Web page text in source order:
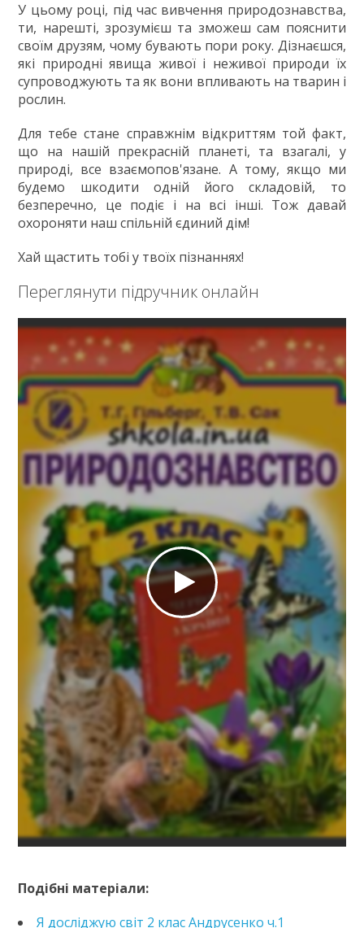
У цьому році, під час вивчення природознавства,
ти, нарешті, зрозумієш та зможеш сам пояснити
своїм друзям, чому бувають пори року. Дізнаєшся,
які природні явища живої і неживої природи їх
супроводжують та як вони впливають на тварин і
рослин.
Для тебе стане справжнім відкриттям той факт,
що на нашій прекрасній планеті, та взагалі, у
природі, все взаємопов'язане. А тому, якщо ми
будемо шкодити одній його складовій, то
безперечно, це подіє і на всі інші. Тож давай
охороняти наш спільній єдиний дім!
Хай щастить тобі у твоїх пізнаннях!
Переглянути підручник онлайн
Подібні матеріали:
Я досліджую світ 2 клас Андрусенко ч.1